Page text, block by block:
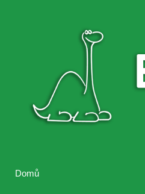
Brontosaurus
Brontosaurus
Domů